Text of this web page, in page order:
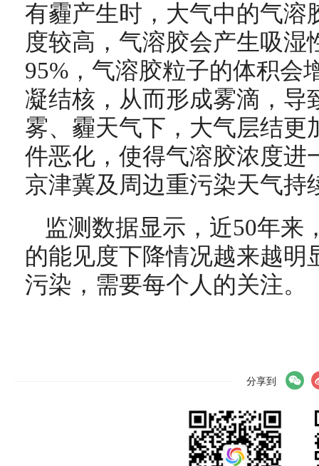
有霾产生时，大气中的气溶
度较高，气溶胶会产生吸湿
95%，气溶胶粒子的体积会
凝结核，从而形成雾滴，导
雾、霾天气下，大气层结更
件恶化，使得气溶胶浓度进
京津冀及周边重污染天气持
监测数据显示，近50年来
的能见度下降情况越来越明
污染，需要每个人的关注。
分享到